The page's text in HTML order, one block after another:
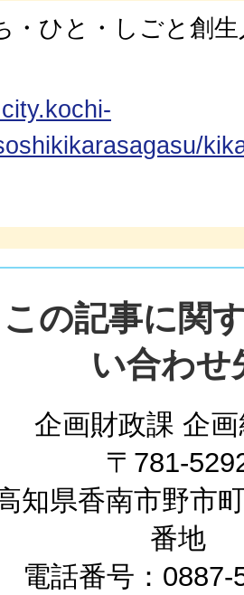
・ひと・しごと創
この記事に関
い合わせ
企画財政課 企
〒781-
知県香南市野市
番地
電話番号：0887-